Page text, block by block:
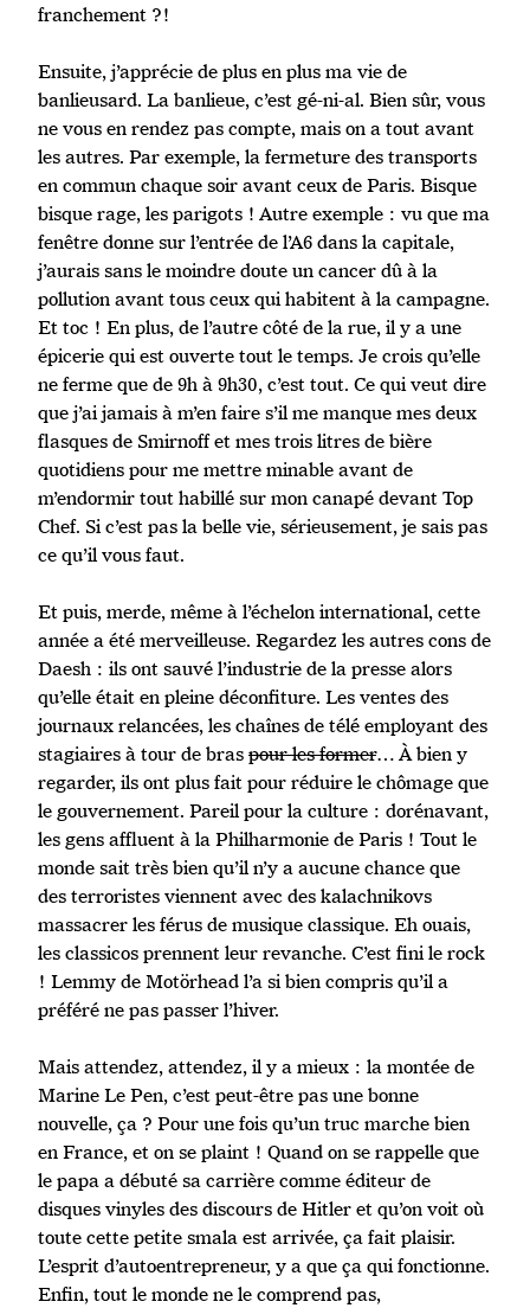
franchement ?!
Ensuite, j’apprécie de plus en plus ma vie de
banlieusard. La banlieue, c’est gé-ni-al. Bien sûr, vous
ne vous en rendez pas compte, mais on a tout avant
les autres. Par exemple, la fermeture des transports
en commun chaque soir avant ceux de Paris. Bisque
bisque rage, les parigots ! Autre exemple : vu que ma
fenêtre donne sur l’entrée de l’A6 dans la capitale,
j’aurais sans le moindre doute un cancer dû à la
pollution avant tous ceux qui habitent à la campagne.
Et toc ! En plus, de l’autre côté de la rue, il y a une
épicerie qui est ouverte tout le temps. Je crois qu’elle
ne ferme que de 9h à 9h30, c’est tout. Ce qui veut dire
que j’ai jamais à m’en faire s’il me manque mes deux
flasques de Smirnoff et mes trois litres de bière
quotidiens pour me mettre minable avant de
m’endormir tout habillé sur mon canapé devant Top
Chef. Si c’est pas la belle vie, sérieusement, je sais pas
ce qu’il vous faut.
Et puis, merde, même à l’échelon international, cette
année a été merveilleuse. Regardez les autres cons de
Daesh : ils ont sauvé l’industrie de la presse alors
qu’elle était en pleine déconfiture. Les ventes des
journaux relancées, les chaînes de télé employant des
stagiaires à tour de braspour les former… À bien y
regarder, ils ont plus fait pour réduire le chômage que
le gouvernement. Pareil pour la culture : dorénavant,
les gens affluent à la Philharmonie de Paris ! Tout le
monde sait très bien qu’il n’y a aucune chance que
des terroristes viennent avec des kalachnikovs
massacrer les férus de musique classique. Eh ouais,
les classicos prennent leur revanche. C’est fini le rock
! Lemmy de Motörhead l’a si bien compris qu’il a
préféré ne pas passer l’hiver.
Mais attendez, attendez, il y a mieux : la montée de
Marine Le Pen, c’est peut-être pas une bonne
nouvelle, ça ? Pour une fois qu’un truc marche bien
en France, et on se plaint ! Quand on se rappelle que
le papa a débuté sa carrière comme éditeur de
disques vinyles des discours de Hitler et qu’on voit où
toute cette petite smala est arrivée, ça fait plaisir.
L’esprit d’autoentrepreneur, y a que ça qui fonctionne.
Enfin, tout le monde ne le comprend pas,